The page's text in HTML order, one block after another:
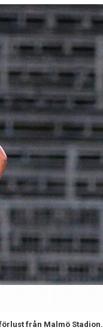
från Malmö Stadion.